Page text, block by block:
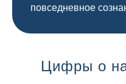
повседневное
Цифры о